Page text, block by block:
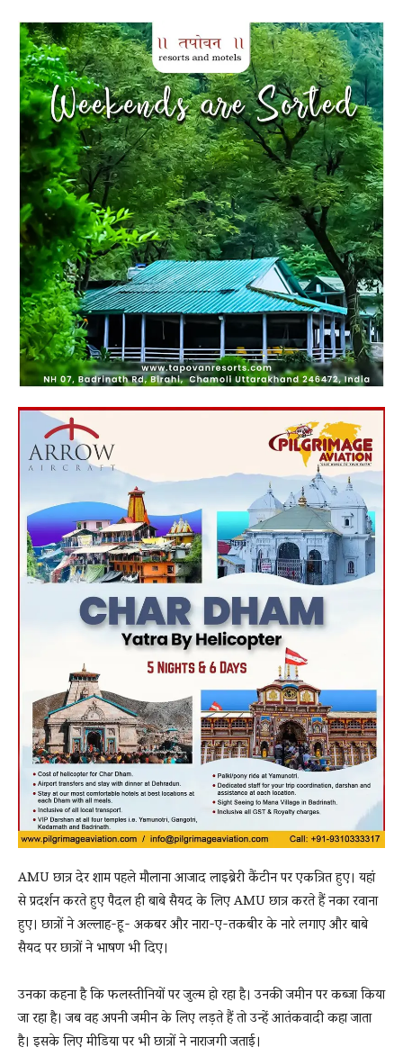
AMU छात्र देर शाम पहले मौलाना आजाद लाइब्रेरी कैंटीन पर एकत्रित हुए। यहां
से प्रदर्शन करते हुए पैदल ही बाबे सैयद के लिए AMU छात्र करते हैं नका रवाना
हुए। छात्रों ने अल्लाह-हू- अकबर और नारा-ए-तकबीर के नारे लगाए और बाबे
सैयद पर छात्रों ने भाषण भी दिए।
उनका कहना है कि फलस्तीनियों पर जुल्म हो रहा है। उनकी जमीन पर कब्जा किया
जा रहा है। जब वह अपनी जमीन के लिए लड़ते हैं तो उन्हें आतंकवादी कहा जाता
है। इसके लिए मीडिया पर भी छात्रों ने नाराजगी जताई।